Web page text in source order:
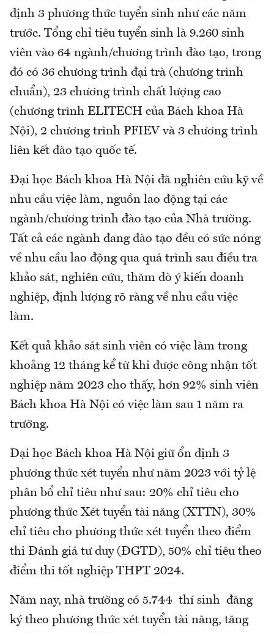
định 3 phương thức tuyển sinh như các năm
trước. Tổng chỉ tiêu tuyển sinh là 9.260 sinh
viên vào 64 ngành/chương trình đào tạo, trong
đó có 36 chương trình đại trà (chương trình
chuẩn), 23 chương trình chất lượng cao
(chương trình ELITECH của Bách khoa Hà
Nội), 2 chương trình PFIEV và 3 chương trình
liên kết đào tạo quốc tế.
Đại học Bách khoa Hà Nội đã nghiên cứu kỹ về
nhu cầu việc làm, nguồn lao động tại các
ngành/chương trình đào tạo của Nhà trường.
Tất cả các ngành đang đào tạo đều có sức nóng
về nhu cầu lao động qua quá trình sau điều tra
khảo sát, nghiên cứu, thăm dò ý kiến doanh
nghiệp, định lượng rõ ràng về nhu cầu việc
làm.
Kết quả khảo sát sinh viên có việc làm trong
khoảng 12 tháng kể từ khi được công nhận tốt
nghiệp năm 2023 cho thấy, hơn 92% sinh viên
Bách khoa Hà Nội có việc làm sau 1 năm ra
trường.
Đại học Bách khoa Hà Nội giữ ổn định 3
phương thức xét tuyển như năm 2023 với tỷ lệ
phân bổ chỉ tiêu như sau: 20% chỉ tiêu cho
phương thức Xét tuyển tài năng (XTTN), 30%
chỉ tiêu cho phương thức xét tuyển theo điểm
thi Đánh giá tư duy (ĐGTD), 50% chỉ tiêu theo
điểm thi tốt nghiệp THPT 2024.
Năm nay, nhà trường có 5.744 thí sinh đăng
ký theo phương thức xét tuyển tài năng, tăng